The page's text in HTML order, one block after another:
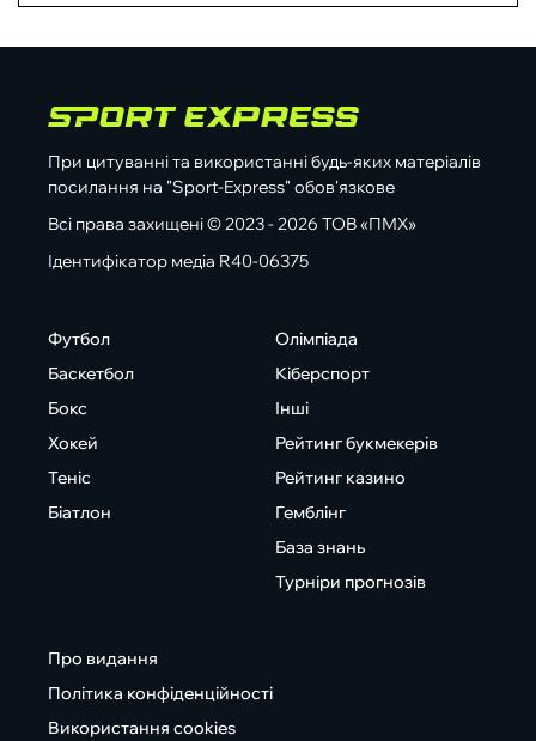
При цитуванні та використанні будь-яких матеріалів
посилання на "Sport-Express" обов'язкове
Всі права захищені © 2023 - 2026 ТОВ «ПМХ»
Ідентифікатор медіа R40-06375
Футбол
Баскетбол
Бокс
Хокей
Теніс
Біатлон
Олімпіада
Кіберспорт
Інші
Рейтинг букмекерів
Рейтинг казино
Гемблінг
База знань
Турніри прогнозів
Про видання
Політика конфіденційності
Використання cookies